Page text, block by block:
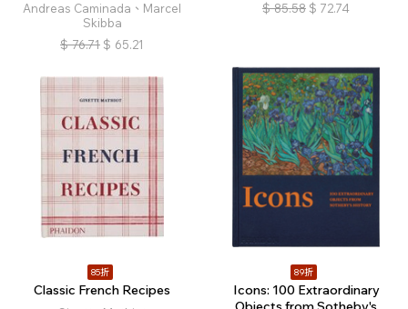
Andreas Caminada、Marcel
Skibba
$ 76.71 $ 65.21
$ 85.58 $ 72.74
85折
Classic French Recipes
89折
Icons: 100 Extraordinary